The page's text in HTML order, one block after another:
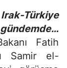
Türkiye
Fatih
Samir el-